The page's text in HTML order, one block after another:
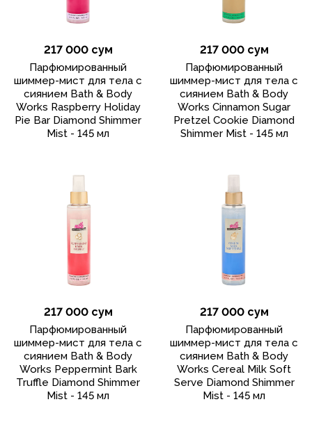
217 000 сум
Парфюмированный
шиммер-мист для тела с
сиянием Bath & Body
Works Raspberry Holiday
Pie Bar Diamond Shimmer
Mist - 145 мл
217 000 сум
Парфюмированный
шиммер-мист для тела с
сиянием Bath & Body
Works Cinnamon Sugar
Pretzel Cookie Diamond
Shimmer Mist - 145 мл
217 000 сум
Парфюмированный
шиммер-мист для тела с
сиянием Bath & Body
Works Peppermint Bark
Truffle Diamond Shimmer
Mist - 145 мл
217 000 сум
Парфюмированный
шиммер-мист для тела с
сиянием Bath & Body
Works Cereal Milk Soft
Serve Diamond Shimmer
Mist - 145 мл